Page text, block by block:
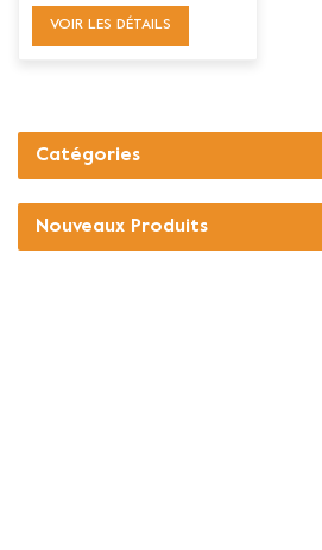
pouces pour le béton
VOIR LES DÉTAILS
Catégories
Nouveaux Produits